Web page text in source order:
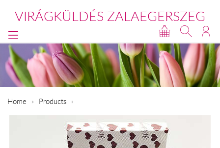
VIRÁGKÜLDÉS ZALAEGERSZEG
Home Products